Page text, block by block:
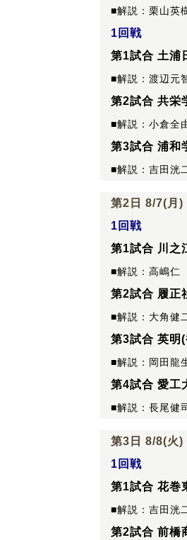
■解説：栗山英
1回戦
第1試合 土浦
■解説：渡辺元
第2試合 共栄
■解説：小倉全
第3試合 浦和
■解説：吉田洸
第2日 8/7(月)
1回戦
第1試合 川之
■解説：高嶋仁
第2試合 履正
■解説：大角健
第3試合 英明(
■解説：岡田龍
第4試合 愛工
■解説：長尾健
第3日 8/8(火)
1回戦
第1試合 花巻
■解説：吉田洸
第2試合 前橋